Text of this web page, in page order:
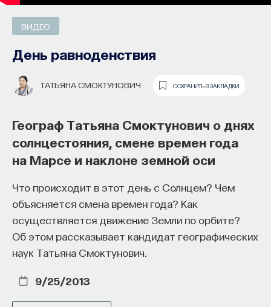
ВИДЕО
День равноденствия
ТАТЬЯНА СМОКТУНОВИЧ СОХРАНИТЬ В ЗАКЛАДКИ
Географ Татьяна Смоктунович о днях
солнцестояния, смене времен года
на Марсе и наклоне земной оси
Что происходит в этот день с Солнцем? Чем
объясняется смена времен года? Как
осуществляется движение Земли по орбите?
Об этом рассказывает кандидат географических
наук Татьяна Смоктунович.
9/25/2013
эмоции, внимание, воля связаны
с передачей сигналов
от нейромедиаторов?
Как устроена наша нервная система
на структурном, клеточном и молекулярном
уровнях? В чем состоит роль нейромедиаторов